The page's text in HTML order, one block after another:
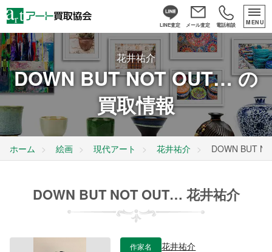
LINE査定 メール査定 電話相談 MENU
花井祐介
DOWN BUT NOT OUT… の
買取情報
ホーム 絵画 現代アート 花井祐介 DOWN BUT
DOWN BUT NOT OUT… 花井祐介
作家名 花井祐介